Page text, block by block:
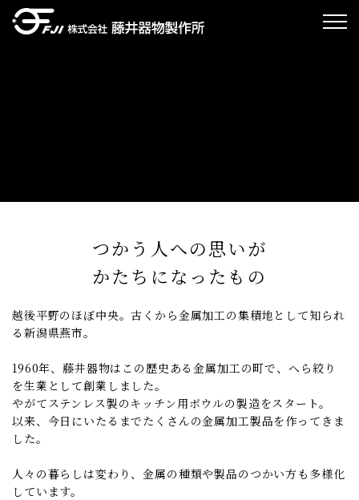
つかう人への思いが
かたちになったもの
越後平野のほぼ中央。古くから金属加工の集積地として知られ
る新潟県燕市。
1960年、藤井器物はこの歴史ある金属加工の町で、へら絞り
を生業として創業しました。
やがてステンレス製のキッチン用ボウルの製造をスタート。
以来、今日にいたるまでたくさんの金属加工製品を作ってきま
した。
人々の暮らしは変わり、金属の種類や製品のつかい方も多様化
しています。